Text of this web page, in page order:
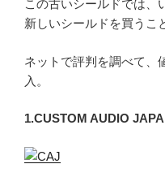
この古いシールドでは、
新しいシールドを買うこ
ネットで評判を調べて、
入。
1.CUSTOM AUDIO